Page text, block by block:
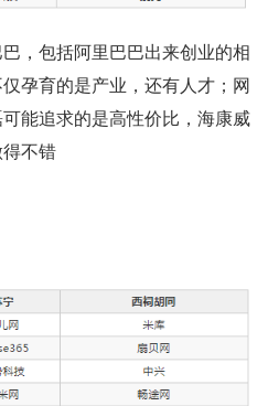
，包括阿里巴巴出来创业的相
孕育的是产业，还有人才；网
能追求的是高性价比，海康威
不错